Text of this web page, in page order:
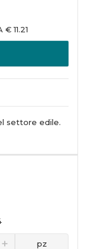
11.21
settore edile.
pz